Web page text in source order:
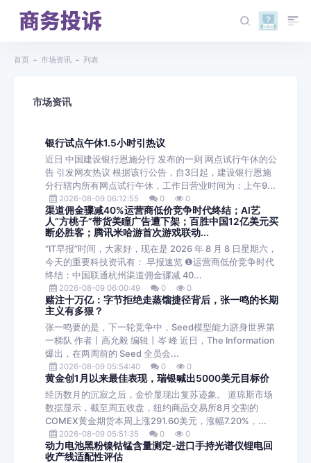
首页 市场资讯 列表
市场资讯
银行试点午休1.5小时引热议
近日 中国建设银行恩施分行 发布的一则 网点试行午休的公
告 引发网友热议 根据该行公告，自3日起，建设银行恩施
分行辖内所有网点试行午休，工作日营业时间为：上午9...
2026-08-09 06:12:55 0 0
渠道佣金骤减40%运营商低价竞争时代终结；AI艺
人“方桃子”带货美瞳广告遭下架；百胜中国12亿美元买
断必胜客；腾讯米哈游首次游戏联动...
“IT早报”时间，大家好，现在是 2026 年 8 月 8 日星期六，
今天的重要科技资讯有： 早报速览 ❶运营商低价竞争时代
终结：中国联通杭州渠道佣金骤减 40...
2026-08-09 06:00:49 0 0
赌注十万亿：字节拒绝走蒸馏捷径背后，张一鸣的长期
主义有多狠？
张一鸣要的是，下一轮竞争中，Seed模型能力跻身世界第
一梯队 作者丨高允毅 编辑丨岑 峰 近日，The Information
爆出，在两周前的 Seed 全员会...
2026-08-09 05:54:40 0 0
黄金创1月以来最佳表现，瑞银喊出5000美元目标价
经历数月的沉寂之后，金价显现出复苏迹象。 道琼斯市场
数据显示，截至周五收盘，纽约商品交易所8月交割的
COMEX黄金期货本周上涨291.60美元，涨幅7.20%，...
2026-08-09 05:51:35 0 0
动力电池黑粉镍钴锰含量测定-进口手持光谱仪锂电回
收产线适配性评估